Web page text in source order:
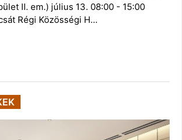
II. em.) július 13. 08:00 - 15:00
Régi Közösségi H…